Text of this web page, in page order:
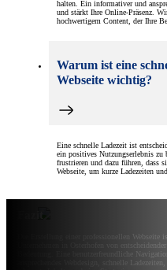
halten. Ein informativer und
und stärkt Ihre Online-Präsenz.
hochwertigem Content, der Ihre
Warum ist eine
Webseite wichtig?
Eine schnelle Ladezeit ist
ein positives Nutzungserlebnis zu
frustrieren und dazu führen, dass
Webseite, um kurze Ladezeiten
Die Erstellung einer professionellen Webseite
Unternehmen in Osterhofen von entscheidender
Bedeutung. Eine benutzerfreundliche
ansprechendes Webdesign, schnelle Ladezeiten,